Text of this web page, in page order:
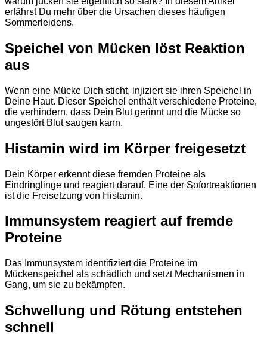
erfährst Du mehr über die Ursachen dieses häufigen
Sommerleidens.
Speichel von Mücken löst Reaktion
aus
Wenn eine Mücke Dich sticht, injiziert sie ihren Speichel in
Deine Haut. Dieser Speichel enthält verschiedene Proteine,
die verhindern, dass Dein Blut gerinnt und die Mücke so
ungestört Blut saugen kann.
Histamin wird im Körper freigesetzt
Dein Körper erkennt diese fremden Proteine als
Eindringlinge und reagiert darauf. Eine der Sofortreaktionen
ist die Freisetzung von Histamin.
Immunsystem reagiert auf fremde
Proteine
Das Immunsystem identifiziert die Proteine im
Mückenspeichel als schädlich und setzt Mechanismen in
Gang, um sie zu bekämpfen.
Schwellung und Rötung entstehen
schnell